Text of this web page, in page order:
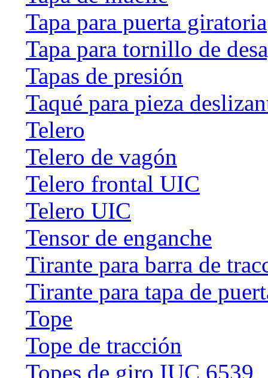
Tapa para puerta giratoria
Tapa para tornillo de
Tapas de presión
Taqué para pieza
Telero
Telero de vagón
Telero frontal UIC
Telero UIC
Tensor de enganche
Tirante para barra de
Tirante para tapa de
Tope
Tope de tracción
Topes de giro IUC 6539